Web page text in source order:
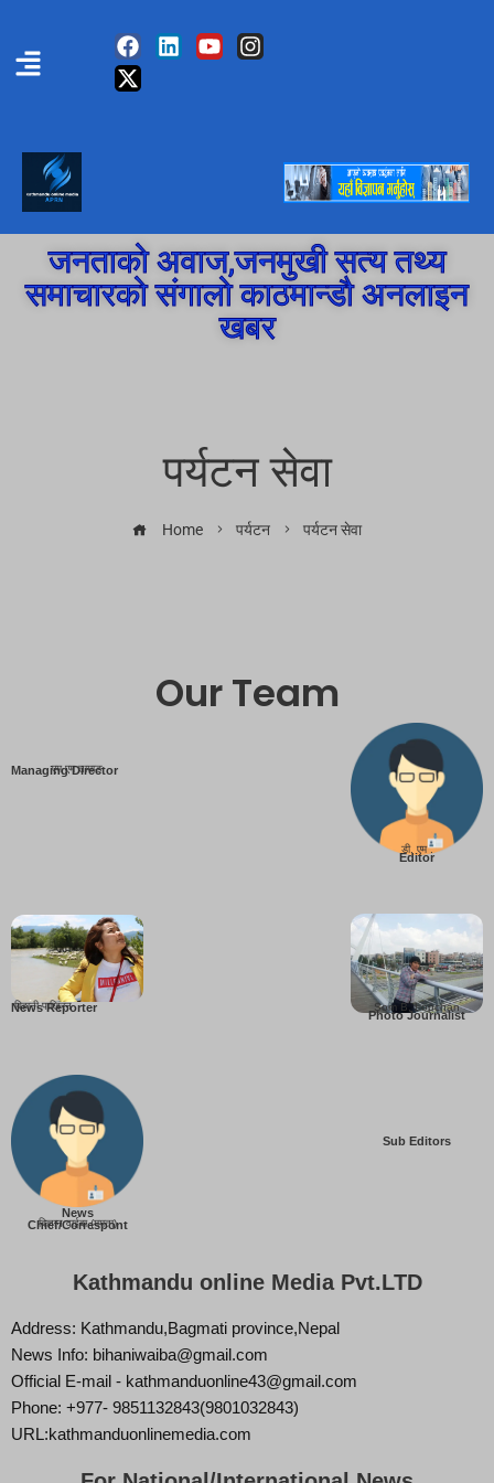
जनताको अवाज,जनमुखी सत्य तथ्य
समाचारको संगालो काठमान्डौ अनलाइन
खबर
पर्यटन सेवा
Home पर्यटन पर्यटन सेवा
Our Team
Managing Director
एम एम तामाङ
Editor
डी. एम .
News Reporter
बिहानी पाख्रिन
Photo Journalist
Som B. Lopchan
News
Chief/Correspont
बिज्ञान वाईबा (ममता)
Sub Editors
Kathmandu online Media Pvt.LTD
Address: Kathmandu,Bagmati province,Nepal
News Info: bihaniwaiba@gmail.com
Official E-mail - kathmanduonline43@gmail.com
Phone: +977- 9851132843(9801032843)
URL:kathmanduonlinemedia.com